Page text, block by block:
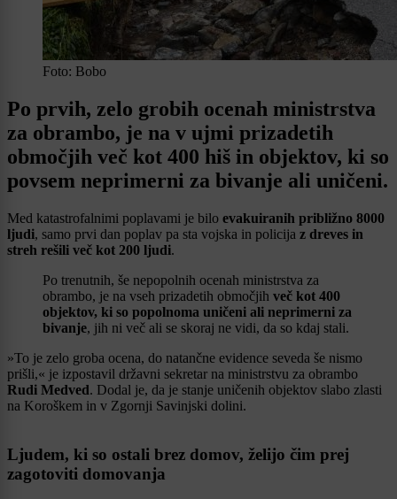
Foto: Bobo
Po prvih, zelo grobih ocenah ministrstva
za obrambo, je na v ujmi prizadetih
območjih več kot 400 hiš in objektov, ki so
povsem neprimerni za bivanje ali uničeni.
Med katastrofalnimi poplavami je bilo evakuiranih približno 8000
ljudi, samo prvi dan poplav pa sta vojska in policija z dreves in
streh rešili več kot 200 ljudi.
Po trenutnih, še nepopolnih ocenah ministrstva za
obrambo, je na vseh prizadetih območjih več kot 400
objektov, ki so popolnoma uničeni ali neprimerni za
bivanje, jih ni več ali se skoraj ne vidi, da so kdaj stali.
»To je zelo groba ocena, do natančne evidence seveda še nismo
prišli,« je izpostavil državni sekretar na ministrstvu za obrambo
Rudi Medved. Dodal je, da je stanje uničenih objektov slabo zlasti
na Koroškem in v Zgornji Savinjski dolini.
Ljudem, ki so ostali brez domov, želijo čim prej
zagotoviti domovanja